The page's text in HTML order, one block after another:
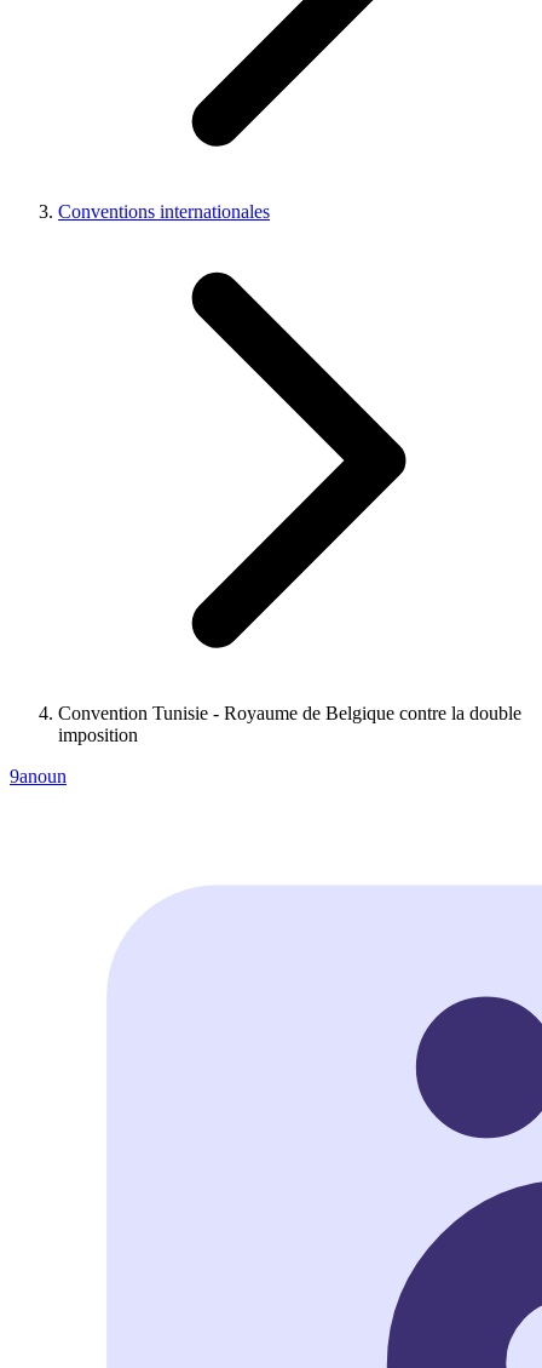
Conventions internationales
Convention Tunisie - Royaume de Belgique contre la double
imposition
9anoun